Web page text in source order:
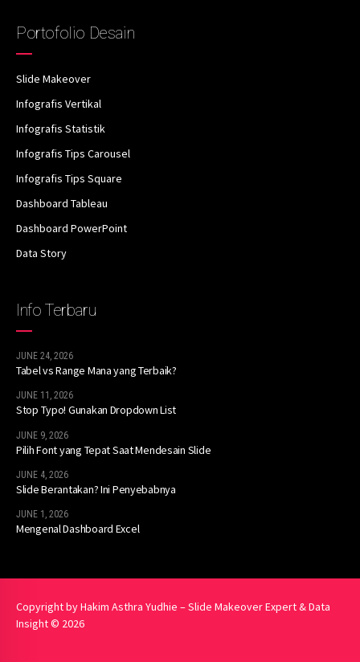
Portofolio Desain
Slide Makeover
Infografis Vertikal
Infografis Statistik
Infografis Tips Carousel
Infografis Tips Square
Dashboard Tableau
Dashboard PowerPoint
Data Story
Info Terbaru
JUNE 24, 2026
Tabel vs Range Mana yang Terbaik?
JUNE 11, 2026
Stop Typo! Gunakan Dropdown List
JUNE 9, 2026
Pilih Font yang Tepat Saat Mendesain Slide
JUNE 4, 2026
Slide Berantakan? Ini Penyebabnya
JUNE 1, 2026
Mengenal Dashboard Excel
Copyright by Hakim Asthra Yudhie – Slide Makeover Expert & Data
Insight © 2026